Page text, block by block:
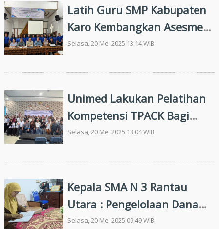
Latih Guru SMP Kabupaten
Karo Kembangkan Asesmen
Diagnostik Berbasis
Selasa, 20 Mei 2025 13:14 WIB
Unimed Lakukan Pelatihan
Kompetensi TPACK Bagi
Guru Matematika dan Sains
Selasa, 20 Mei 2025 13:04 WIB
Kepala SMA N 3 Rantau
Utara : Pengelolaan Dana
BOS Harus Sesuai Dengan
Selasa, 20 Mei 2025 09:49 WIB